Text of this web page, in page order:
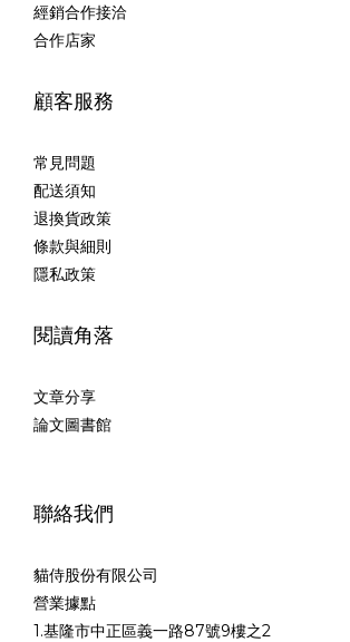
經銷合作接洽
合作店家
顧客服務
常見問題
配送須知
退換貨政策
條款與細則
隱私政策
閱讀角落
文章分享
論文圖書館
聯絡我們
貓侍股份有限公司
營業據點
1.基隆市中正區義一路87號9樓之2